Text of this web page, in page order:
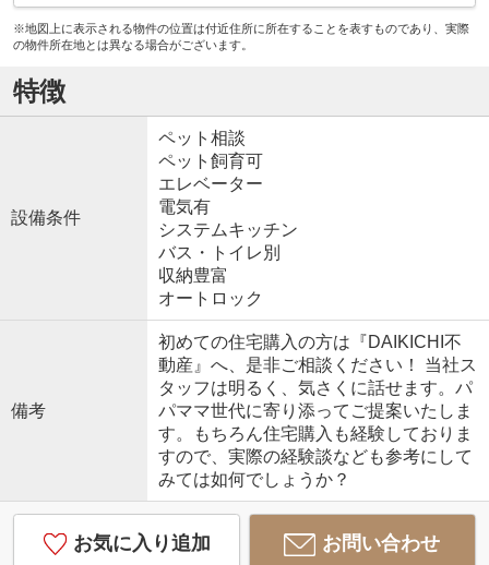
※地図上に表示される物件の位置は付近住所に所在することを表すものであり、実際
の物件所在地とは異なる場合がございます。
特徴
設備条件
ペット相談
ペット飼育可
エレベーター
電気有
システムキッチン
バス・トイレ別
収納豊富
オートロック
備考
初めての住宅購入の方は『DAIKICHI不
動産』へ、是非ご相談ください！ 当社ス
タッフは明るく、気さくに話せます。パ
パママ世代に寄り添ってご提案いたしま
す。もちろん住宅購入も経験しておりま
すので、実際の経験談なども参考にして
みては如何でしょうか？
お気に入り追加 お問い合わせ